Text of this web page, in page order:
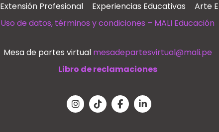
Extensión Profesional Experiencias Educativas Arte
Uso de datos, términos y condiciones – MALI Educación
Mesa de partes virtual mesadepartesvirtual@mali.pe
Libro de reclamaciones